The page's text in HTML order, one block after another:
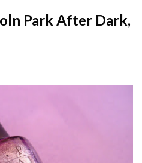
Park After Dark,